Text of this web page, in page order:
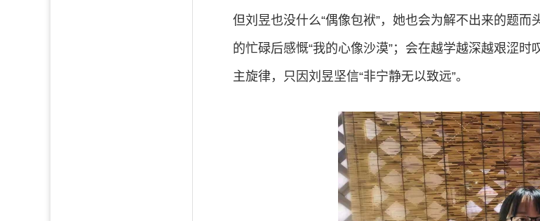
但刘昱也没什么“偶像包袱”，她也会为解不出来的题
的忙碌后感慨“我的心像沙漠”；会在越学越深越艰涩
主旋律，只因刘昱坚信“非宁静无以致远”。